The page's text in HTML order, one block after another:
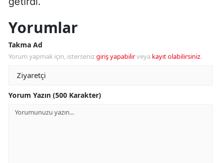
Yorumlar
Takma Ad
Yorum yapmak için, istersenizgiriş yapabilirveya kayıt olabilirsiniz.
Yorum Yazın (500 Karakter)